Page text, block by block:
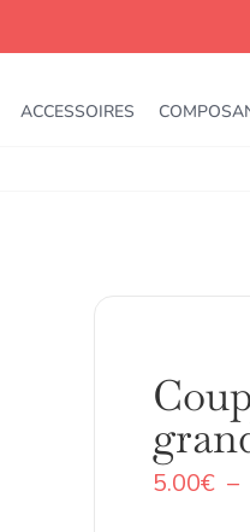
ACCESSOIRES
5.00€ –